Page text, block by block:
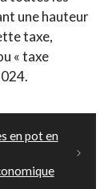
une hauteur
taxe,
« taxe
en pot en